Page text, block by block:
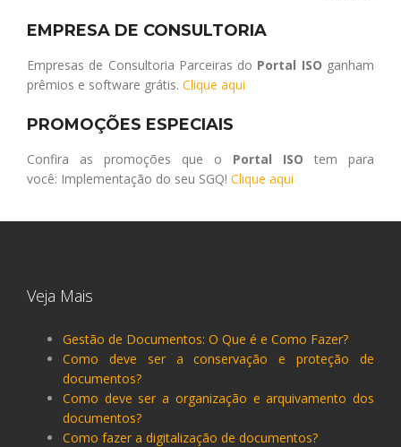
EMPRESA DE CONSULTORIA
Empresas de Consultoria Parceiras do Portal ISO ganham
prêmios e software grátis. Clique aqui
PROMOÇÕES ESPECIAIS
Confira as promoções que o Portal ISO tem para
você: Implementação do seu SGQ! Clique aqui
Veja Mais
Gestão de Documentos: O Que é e Como Fazer?
Como deve ser a conservação e proteção de
documentos?
Como deve ser a organização e arquivamento dos
documentos?
Como fazer a digitalização de documentos?